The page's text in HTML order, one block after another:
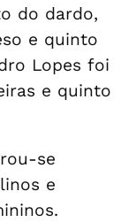
do dardo,
e quinto
Lopes foi
e quinto
se
e